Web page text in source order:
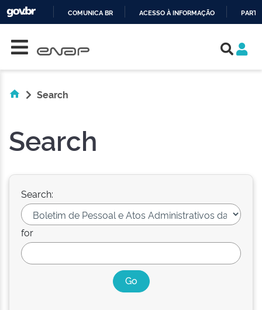
COMUNICA BR ACESSO À INFORMAÇÃO
Search
Search
Search:
for